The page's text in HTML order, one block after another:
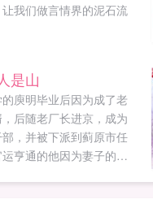
我们做言情界的泥石流
是山
庾明毕业后因为成了老
后随老厂长进京，成为
，并被下派到蓟原市任
亨通的他因为妻子的奸
越轨行为作文章，将其